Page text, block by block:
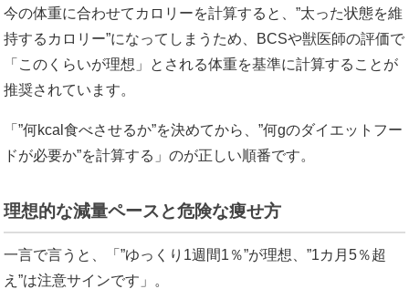
今の体重に合わせてカロリーを計算すると、”太った状態を維
持するカロリー”になってしまうため、BCSや獣医師の評価で
「このくらいが理想」とされる体重を基準に計算することが
推奨されています。
「”何kcal食べさせるか”を決めてから、”何gのダイエットフー
ドが必要か”を計算する」のが正しい順番です。
理想的な減量ペースと危険な痩せ方
一言で言うと、「”ゆっくり1週間1％”が理想、”1カ月5％超
え”は注意サインです」。